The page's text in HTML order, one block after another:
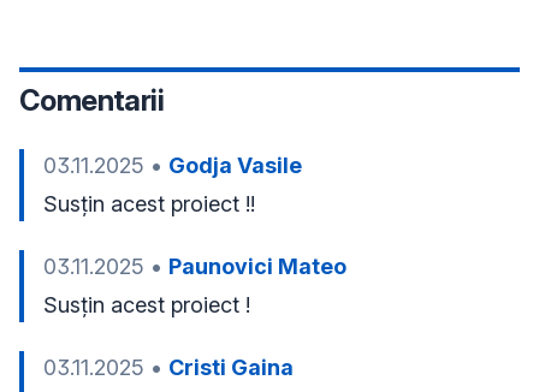
Comentarii
03.11.2025 • Godja Vasile
Susțin acest proiect !!
03.11.2025 • Paunovici Mateo
Susțin acest proiect !
03.11.2025 • Cristi Gaina